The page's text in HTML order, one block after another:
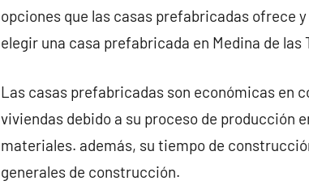
opciones que las casas prefabricadas ofrece
elegir una casa prefabricada en Medina de las
Las casas prefabricadas son económicas en
viviendas debido a su proceso de producción
materiales. además, su tiempo de
generales de construcción.